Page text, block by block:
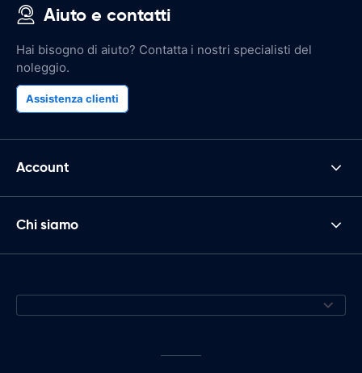
Aiuto e contatti
Hai bisogno di aiuto? Contatta i nostri specialisti del
noleggio.
Assistenza clienti
Account
Chi siamo